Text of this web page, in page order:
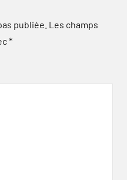
publiée. Les champs
*